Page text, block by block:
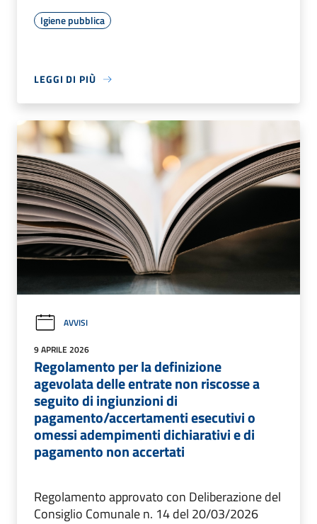
Igiene pubblica
LEGGI DI PIÙ
AVVISI
9 APRILE 2026
Regolamento per la definizione
agevolata delle entrate non riscosse a
seguito di ingiunzioni di
pagamento/accertamenti esecutivi o
omessi adempimenti dichiarativi e di
pagamento non accertati
Regolamento approvato con Deliberazione del
Consiglio Comunale n. 14 del 20/03/2026